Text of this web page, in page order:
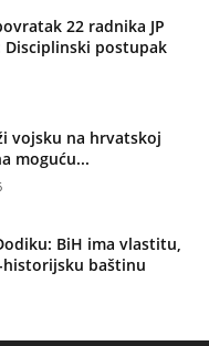
22 radnika JP
postupak
vojsku na hrvatskoj
moguću...
BiH ima vlastitu,
baštinu